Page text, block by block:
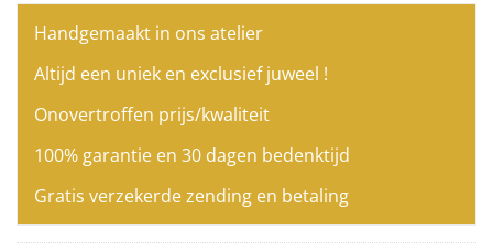
Handgemaakt in ons atelier
Altijd een uniek en exclusief juweel !
Onovertroffen prijs/kwaliteit
100% garantie en 30 dagen bedenktijd
Gratis verzekerde zending en betaling